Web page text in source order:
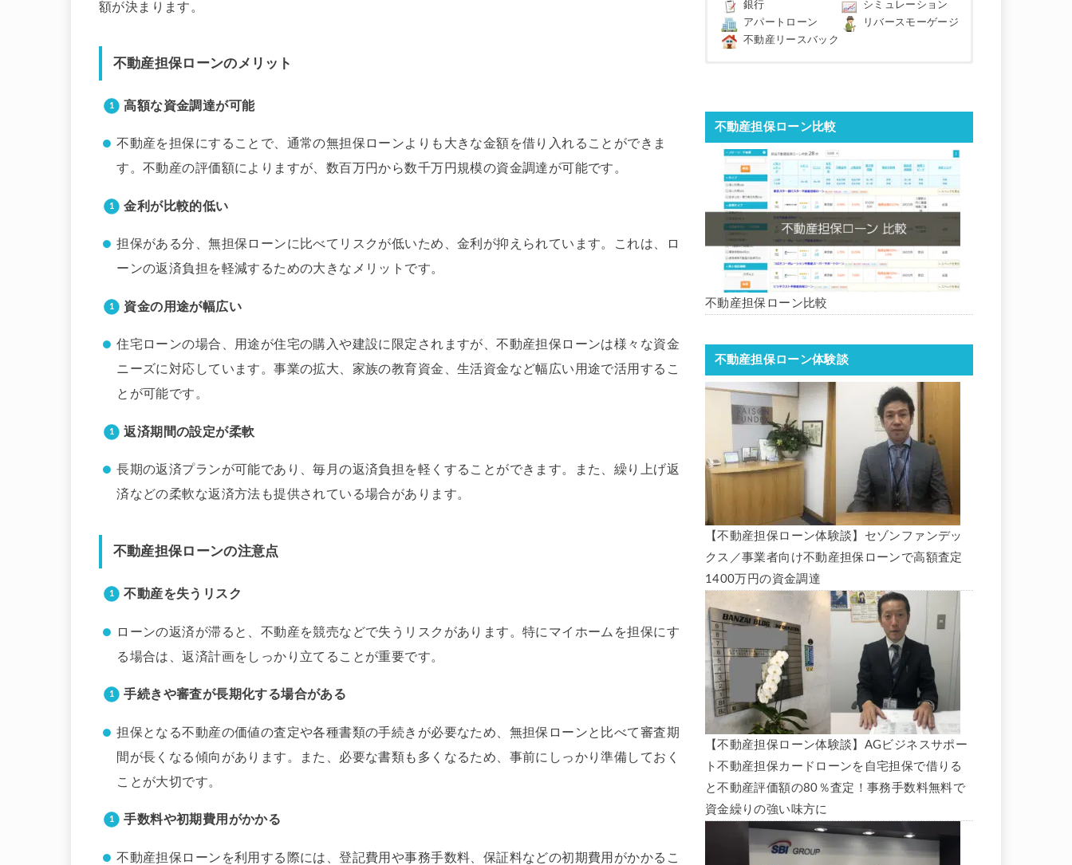
額が決まります。
不動産担保ローンのメリット
高額な資金調達が可能
不動産を担保にすることで、通常の無担保ローンよりも大きな金額を借り入れることができま
す。不動産の評価額によりますが、数百万円から数千万円規模の資金調達が可能です。
金利が比較的低い
担保がある分、無担保ローンに比べてリスクが低いため、金利が抑えられています。これは、ロ
ーンの返済負担を軽減するための大きなメリットです。
資金の用途が幅広い
住宅ローンの場合、用途が住宅の購入や建設に限定されますが、不動産担保ローンは様々な資金
ニーズに対応しています。事業の拡大、家族の教育資金、生活資金など幅広い用途で活用するこ
とが可能です。
返済期間の設定が柔軟
長期の返済プランが可能であり、毎月の返済負担を軽くすることができます。また、繰り上げ返
済などの柔軟な返済方法も提供されている場合があります。
不動産担保ローンの注意点
不動産を失うリスク
ローンの返済が滞ると、不動産を競売などで失うリスクがあります。特にマイホームを担保にす
る場合は、返済計画をしっかり立てることが重要です。
手続きや審査が長期化する場合がある
担保となる不動産の価値の査定や各種書類の手続きが必要なため、無担保ローンと比べて審査期
間が長くなる傾向があります。また、必要な書類も多くなるため、事前にしっかり準備しておく
ことが大切です。
手数料や初期費用がかかる
不動産担保ローンを利用する際には、登記費用や事務手数料、保証料などの初期費用がかかるこ
銀行
シミュレーション
アパートローン
リバースモーゲージ
不動産リースバック
不動産担保ローン比較
不動産担保ローン比較
不動産担保ローン体験談
【不動産担保ローン体験談】セゾンファンデッ
クス／事業者向け不動産担保ローンで高額査定
1400万円の資金調達
【不動産担保ローン体験談】AGビジネスサポー
ト不動産担保カードローンを自宅担保で借りる
と不動産評価額の80％査定！事務手数料無料で
資金繰りの強い味方に